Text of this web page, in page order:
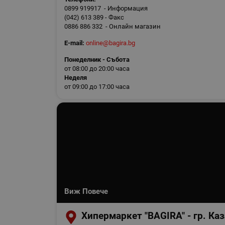
0899 919917 - Информация
(042) 613 389 - Факс
0886 886 332 - Онлайн магазин
E-mail: online@bagira.bg
Понеделник - Събота
от 08:00 до 20:00 часа
Неделя
от 09:00 до 17:00 часа
Виж Повече
Хипермаркет "BAGIRA" - гр.